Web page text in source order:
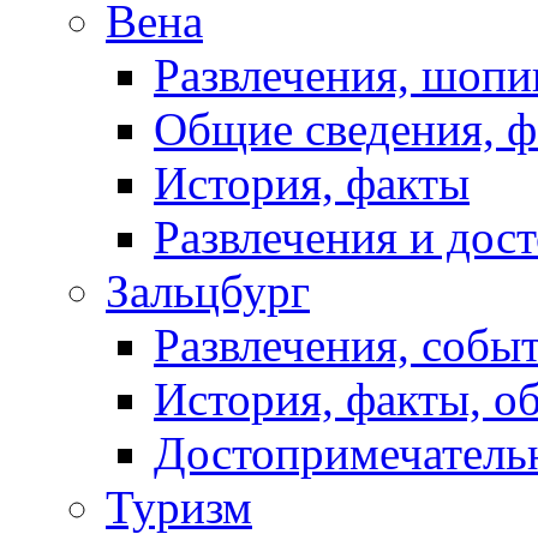
Вена
Развлечения,
Общие сведения,
История, факты
Развлечения и
Зальцбург
Развлечения,
История, факты,
Туризм